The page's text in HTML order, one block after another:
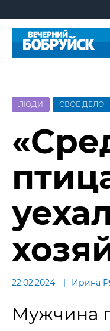
ЛЮДИ СВОЕ ДЕЛО
22.02.2024 Ирина
Мужчина